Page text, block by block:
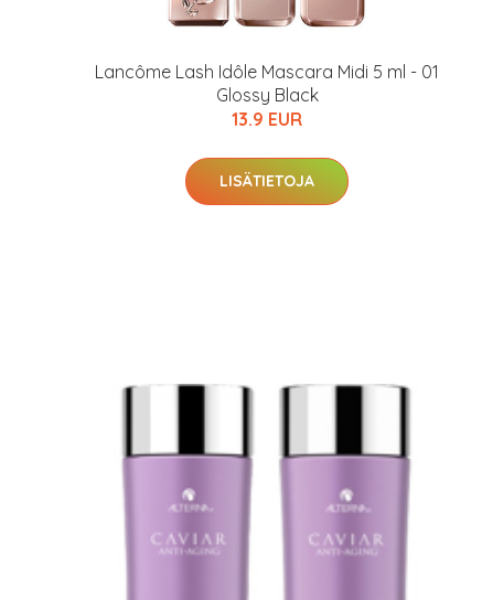
Lancôme Lash Idôle Mascara Midi 5 ml - 01
Glossy Black
13.9 EUR
LISÄTIETOJA